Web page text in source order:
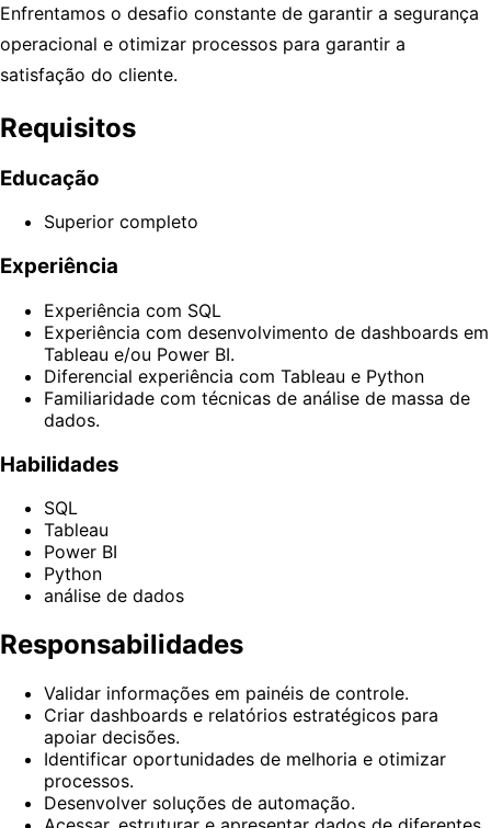
Enfrentamos o desafio constante de garantir a segurança
operacional e otimizar processos para garantir a
satisfação do cliente.
Requisitos
Educação
Superior completo
Experiência
Experiência com SQL
Experiência com desenvolvimento de dashboards em
Tableau e/ou Power BI.
Diferencial experiência com Tableau e Python
Familiaridade com técnicas de análise de massa de
dados.
Habilidades
SQL
Tableau
Power BI
Python
análise de dados
Responsabilidades
Validar informações em painéis de controle.
Criar dashboards e relatórios estratégicos para
apoiar decisões.
Identificar oportunidades de melhoria e otimizar
processos.
Desenvolver soluções de automação.